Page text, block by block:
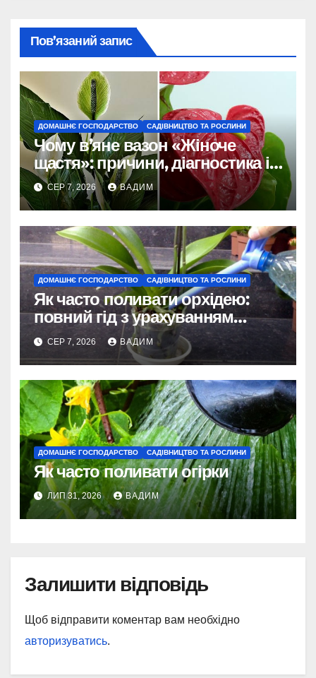
Пов’язаний запис
ДОМАШНЄ ГОСПОДАРСТВО САДІВНИЦТВО ТА РОСЛИНИ
Чому в’яне вазон «Жіноче
щастя»: причини, діагностика і
порятунок рослини
СЕР 7, 2026 ВАДИМ
ДОМАШНЄ ГОСПОДАРСТВО САДІВНИЦТВО ТА РОСЛИНИ
Як часто поливати орхідею:
повний гід з урахуванням
сезону та виду
СЕР 7, 2026 ВАДИМ
ДОМАШНЄ ГОСПОДАРСТВО САДІВНИЦТВО ТА РОСЛИНИ
Як часто поливати огірки
ЛИП 31, 2026 ВАДИМ
Залишити відповідь
Щоб відправити коментар вам необхідно
авторизуватись.